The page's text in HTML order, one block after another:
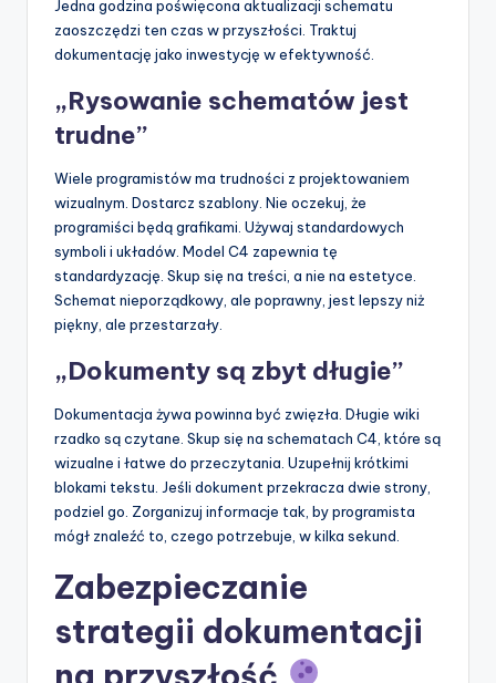
Jedna godzina poświęcona aktualizacji schematu
zaoszczędzi ten czas w przyszłości. Traktuj
dokumentację jako inwestycję w efektywność.
„Rysowanie schematów jest
trudne”
Wiele programistów ma trudności z projektowaniem
wizualnym. Dostarcz szablony. Nie oczekuj, że
programiści będą grafikami. Używaj standardowych
symboli i układów. Model C4 zapewnia tę
standardyzację. Skup się na treści, a nie na estetyce.
Schemat nieporządkowy, ale poprawny, jest lepszy niż
piękny, ale przestarzały.
„Dokumenty są zbyt długie”
Dokumentacja żywa powinna być zwięzła. Długie wiki
rzadko są czytane. Skup się na schematach C4, które są
wizualne i łatwe do przeczytania. Uzupełnij krótkimi
blokami tekstu. Jeśli dokument przekracza dwie strony,
podziel go. Zorganizuj informacje tak, by programista
mógł znaleźć to, czego potrzebuje, w kilka sekund.
Zabezpieczanie
strategii dokumentacji